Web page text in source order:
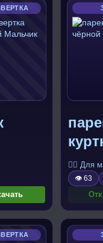
🧍‍♂️ Для
👁 63